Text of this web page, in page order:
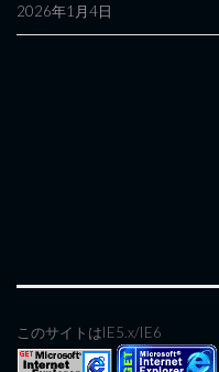
2026年1月4日
このサイトはIE5.x/IE6